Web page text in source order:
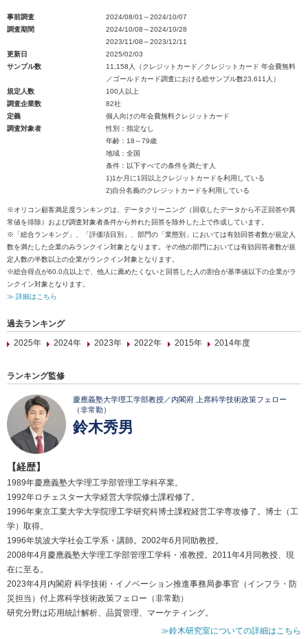
事前調査
2024/08/01～2024/10/07
調査期間
2024/10/08～2024/10/28
2023/11/08～2023/12/11
更新日
2025/02/03
サンプル数
11,158人（クレジットカード／クレジットカード 年会費無料
／ゴールドカード調査における総サンプル数23,611人）
規定人数
100人以上
調査企業数
82社
定義
個人向けの年会費無料クレジットカード
調査対象者
性別：指定なし
年齢：18～79歳
地域：全国
条件：以下すべての条件を満たす人
1)1か月に1回以上クレジットカードを利用している
2)自分名義のクレジットカードを利用している
※オリコン顧客満足度ランキングは、データクリーニング（回収したデータから不正回答や異
常値を排除）および調査対象者条件から外れた回答を除外した上で作成しています。
※「総合ランキング」、「評価項目別」、部門の「業態別」においては有効回答者数が規定人
数を満たした企業のみランクイン対象となります。その他の部門においては有効回答者数が規
定人数の半数以上の企業がランクイン対象となります。
※総合得点が60.0点以上で、他人に薦めたくないと回答した人の割合が基準値以下の企業がラ
ンクイン対象となります。
≫ 詳細はこちら
過去ランキング
2025年
2024年 2023年 2022年 2015年 2014年度
ランキング監修
慶應義塾大学理工学部教授／内閣府 上席科学技術政策フェロー
（非常勤）
鈴木秀男
【経歴】
1989年慶應義塾大学理工学部管理工学科卒業。
1992年ロチェスター大学経営大学院修士課程修了。
1996年東京工業大学大学院理工学研究科博士課程経営工学専攻修了。博士（工
学）取得。
1996年筑波大学社会工学系・講師。2002年6月同助教授。
2008年4月慶應義塾大学理工学部管理工学科・准教授。2011年4月同教授、現
在に至る。
2023年4月内閣府 科学技術・イノベーション推進事務局参事官（インフラ・防
災担当）付上席科学技術政策フェロー（非常勤）
研究分野は応用統計解析、品質管理、マーケティング。
≫鈴木研究室についての詳細はこちら